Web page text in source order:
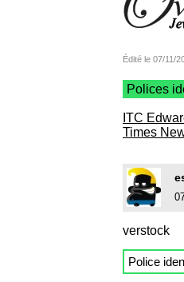
Édité le 07/11/
Polices
ITC
Times
verstock
Police